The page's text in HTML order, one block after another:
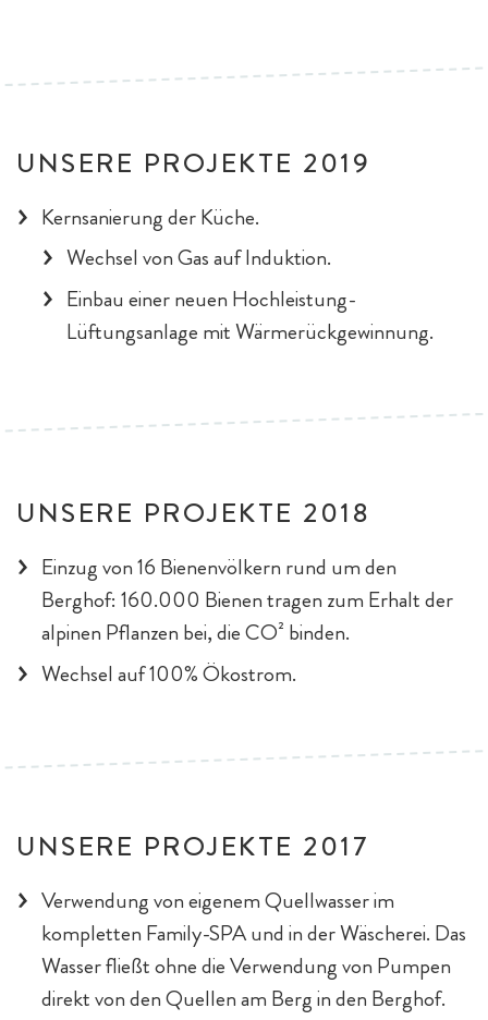
UNSERE PROJEKTE 2019
Kernsanierung der Küche.
Wechsel von Gas auf Induktion.
Einbau einer neuen Hochleistung-
Lüftungsanlage mit Wärmerückgewinnung.
UNSERE PROJEKTE 2018
Einzug von 16 Bienenvölkern rund um den
Berghof: 160.000 Bienen tragen zum Erhalt der
alpinen Pflanzen bei, die CO² binden.
Wechsel auf 100% Ökostrom.
UNSERE PROJEKTE 2017
Verwendung von eigenem Quellwasser im
kompletten Family-SPA und in der Wäscherei. Das
Wasser fließt ohne die Verwendung von Pumpen
direkt von den Quellen am Berg in den Berghof.